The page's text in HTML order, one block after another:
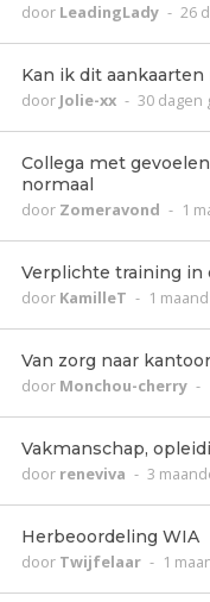
door LeadingLady - 26
Kan ik dit aankaarten
door Jolie-xx - 30 dagen
Collega met
normaal
door Zomeravond - 1
Verplichte training in
door KamilleT - 1
Van zorg naar
door Monchou-cherry -
Vakmanschap,
door reneviva - 3
Herbeoordeling WIA
door Twijfelaar - 1